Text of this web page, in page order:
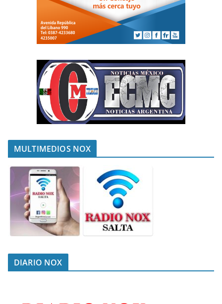
MULTIMEDIOS NOX
DIARIO NOX